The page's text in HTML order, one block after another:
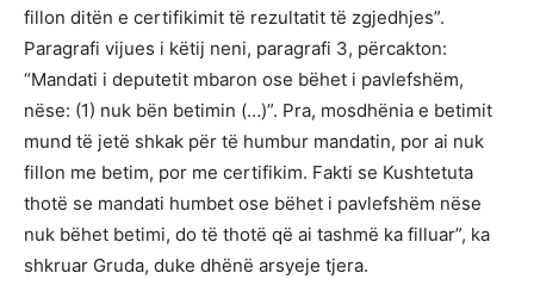
fillon ditën e certifikimit të rezultatit të zgjedhjes”.
Paragrafi vijues i këtij neni, paragrafi 3, përcakton:
“Mandati i deputetit mbaron ose bëhet i pavlefshëm,
nëse: (1) nuk bën betimin (…)”. Pra, mosdhënia e betimit
mund të jetë shkak për të humbur mandatin, por ai nuk
fillon me betim, por me certifikim. Fakti se Kushtetuta
thotë se mandati humbet ose bëhet i pavlefshëm nëse
nuk bëhet betimi, do të thotë që ai tashmë ka filluar”, ka
shkruar Gruda, duke dhënë arsyeje tjera.